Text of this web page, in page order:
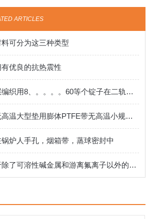
ARTICLES
可分为这三种类型
优良的抗热震性
高水基盘根套层编织用8、。。。。60等个锭子在二轨道上编织
可替代产品：无高温大型垫用膨体PTFE带无高温小规格用缠绕垫（低价位）
炉人手孔，烟箱带，蒸球密封中
四氟盘根适用于除了可溶性碱金属和游离氟离子以外的所有化学介质